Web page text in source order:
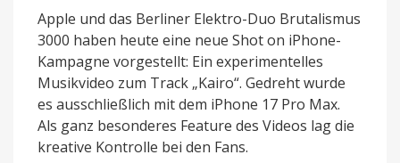
Apple und das Berliner Elektro-Duo Brutalismus
3000 haben heute eine neue Shot on iPhone-
Kampagne vorgestellt: Ein experimentelles
Musikvideo zum Track „Kairo“. Gedreht wurde
es ausschließlich mit dem iPhone 17 Pro Max.
Als ganz besonderes Feature des Videos lag die
kreative Kontrolle bei den Fans.